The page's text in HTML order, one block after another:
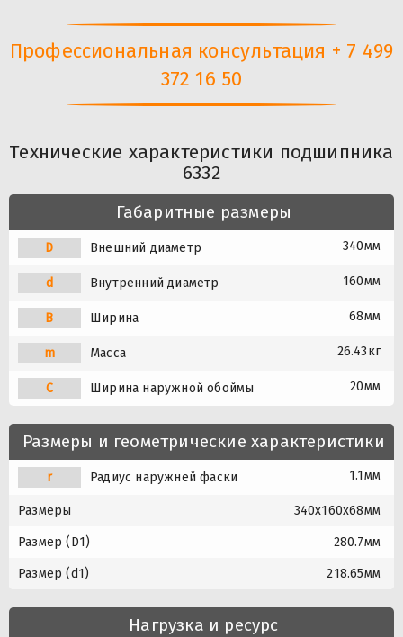
Профессиональная консультация + 7 499
372 16 50
Технические характеристики подшипника
6332
Габаритные размеры
D Внешний диаметр 340мм
d Внутренний диаметр 160мм
B Ширина 68мм
m Масса 26.43кг
C Ширина наружной обоймы 20мм
Размеры и геометрические характеристики
r Радиус наружней фаски 1.1мм
Размеры 340x160x68мм
Размер (D1) 280.7мм
Размер (d1) 218.65мм
Нагрузка и ресурс